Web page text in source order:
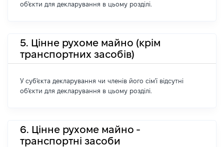
об'єкти для декларування в цьому розділі.
5. Цінне рухоме майно (крім
транспортних засобів)
У суб'єкта декларування чи членів його сім'ї відсутні
об'єкти для декларування в цьому розділі.
6. Цінне рухоме майно -
транспортні засоби